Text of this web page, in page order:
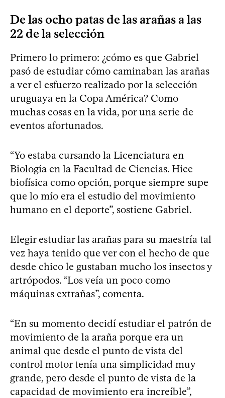
De las ocho patas de las arañas a las
22 de la selección
Primero lo primero: ¿cómo es que Gabriel
pasó de estudiar cómo caminaban las arañas
a ver el esfuerzo realizado por la selección
uruguaya en la Copa América? Como
muchas cosas en la vida, por una serie de
eventos afortunados.
“Yo estaba cursando la Licenciatura en
Biología en la Facultad de Ciencias. Hice
biofísica como opción, porque siempre supe
que lo mío era el estudio del movimiento
humano en el deporte”, sostiene Gabriel.
Elegir estudiar las arañas para su maestría tal
vez haya tenido que ver con el hecho de que
desde chico le gustaban mucho los insectos y
artrópodos. “Los veía un poco como
máquinas extrañas”, comenta.
“En su momento decidí estudiar el patrón de
movimiento de la araña porque era un
animal que desde el punto de vista del
control motor tenía una simplicidad muy
grande, pero desde el punto de vista de la
capacidad de movimiento era increíble”,